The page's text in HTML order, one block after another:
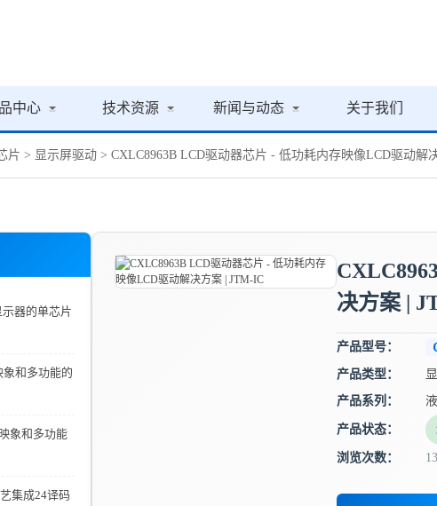
中心 技术资源 新闻与动态 关于我们
片 > 显示屏驱动 > CXLC8963B LCD驱动器芯片 - 低功耗内存映像LCD驱动解
器的单芯片
和多功能的
象和多功能
集成24译码
决方案 |
产品型号：
产品类型：
产品系列：
产品状态：
浏览次数：